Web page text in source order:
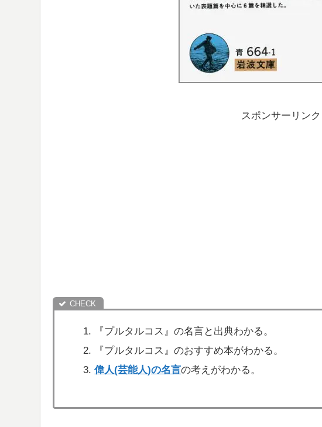
スポンサーリンク
『プルタルコス』の名言と出典わかる。
『プルタルコス』のおすすめ本がわかる。
偉人(芸能人)の名言の考えがわかる。